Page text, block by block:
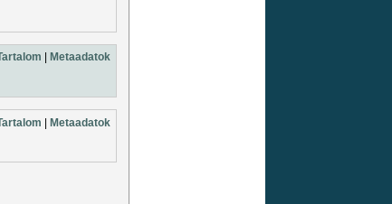
Metaadatok
| Metaadatok